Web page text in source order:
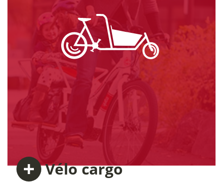
Vélocargo